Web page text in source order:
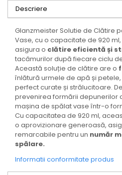
Descriere
Glanzmeister Solutie de Clătire
Vase, cu o capacitate de 920
asigura o clătire eficientă și
tacâmurilor după fiecare ciclu
Această soluție de clătire are o
înlătură urmele de apă și
perfect curate și strălucitoare.
prevenirea formării depunerilor
mașina de spălat vase într-o
Cu capacitatea de 920 ml,
o aprovizionare generoasă,
remarcabile pentru un număr
spălare.
Informatii conformitate produs